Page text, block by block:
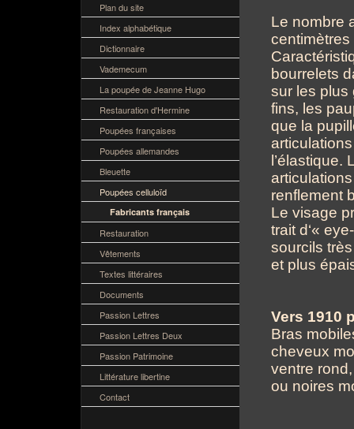
Plan du site
Index alphabétique
Dictionnaire
Vademecum
La poupée de Jeanne Hugo
Restauration d'Hermine
Poupées françaises
Poupées allemandes
Bleuette
Poupées celluloïd
Fabricants français
Restauration
Vêtements
Textes littéraires
Documents
Passion Lettres
Passion Lettres Deux
Passion Patrimoine
Littérature libertine
Contact
Le nombre
centimètres
bourrelets
sur les plus
fins, les
que la
renflement
Le visage
trait d‘«
sourcils
et plus
Vers 1910
Bras
cheveux
ventre
ou noires